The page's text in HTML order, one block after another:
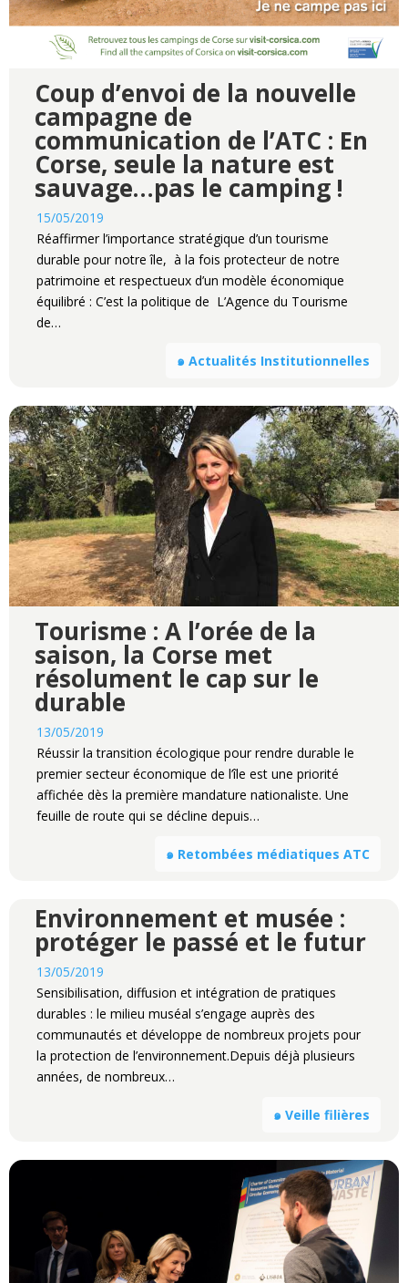
Coup d’envoi de la nouvelle
campagne de
communication de l’ATC : En
Corse, seule la nature est
sauvage…pas le camping !
15/05/2019
Réaffirmer l’importance stratégique d’un tourisme
durable pour notre île, à la fois protecteur de notre
patrimoine et respectueux d’un modèle économique
équilibré : C’est la politique de L’Agence du Tourisme
de…
๑ Actualités Institutionnelles
Tourisme : A l’orée de la
saison, la Corse met
résolument le cap sur le
durable
13/05/2019
Réussir la transition écologique pour rendre durable le
premier secteur économique de l’île est une priorité
affichée dès la première mandature nationaliste. Une
feuille de route qui se décline depuis…
๑ Retombées médiatiques ATC
Environnement et musée :
protéger le passé et le futur
13/05/2019
Sensibilisation, diffusion et intégration de pratiques
durables : le milieu muséal s’engage auprès des
communautés et développe de nombreux projets pour
la protection de l’environnement.Depuis déjà plusieurs
années, de nombreux…
๑ Veille filières